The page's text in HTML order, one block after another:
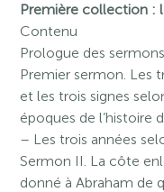
Première collection :
Contenu
Prologue des sermons
Premier sermon. Les
et les trois signes
époques de l’histoire
– Les trois années
Sermon II. La côte
donné à Abraham de